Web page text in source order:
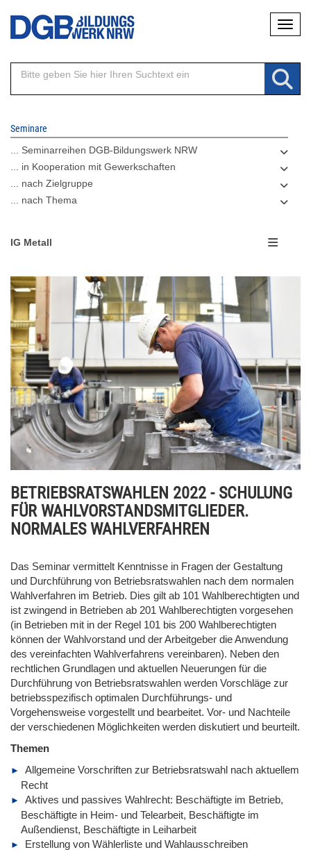
Direkt
Inhalt
Seminare
... Seminarreihen DGB-Bildungswerk NRW
... in Kooperation mit Gewerkschaften
... nach Zielgruppe
... nach Thema
IG Metall
BETRIEBSRATSWAHLEN 2022 - SCHULUNG
FÜR WAHLVORSTANDSMITGLIEDER.
NORMALES WAHLVERFAHREN
Das Seminar vermittelt Kenntnisse in Fragen der Gestaltung
und Durchführung von Betriebsratswahlen nach dem normalen
Wahlverfahren im Betrieb. Dies gilt ab 101 Wahlberechtigten und
ist zwingend in Betrieben ab 201 Wahlberechtigten vorgesehen
(in Betrieben mit in der Regel 101 bis 200 Wahlberechtigten
können der Wahlvorstand und der Arbeitgeber die Anwendung
des vereinfachten Wahlverfahrens vereinbaren). Neben den
rechtlichen Grundlagen und aktuellen Neuerungen für die
Durchführung von Betriebsratswahlen werden Vorschläge zur
betriebsspezifisch optimalen Durchführungs- und
Vorgehensweise vorgestellt und bearbeitet. Vor- und Nachteile
der verschiedenen Möglichkeiten werden diskutiert und beurteilt.
Themen
Allgemeine Vorschriften zur Betriebsratswahl nach aktuellem
Recht
Aktives und passives Wahlrecht: Beschäftigte im Betrieb,
Beschäftigte in Heim- und Telearbeit, Beschäftigte im
Außendienst, Beschäftigte in Leiharbeit
Erstellung von Wählerliste und Wahlausschreiben